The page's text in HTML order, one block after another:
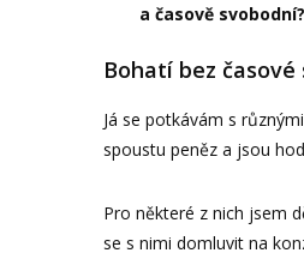
a časově svobodní?
Bohatí bez časové
Já se potkávám s
spoustu peněz a jsou
Pro některé z nich jsem
se s nimi domluvit na